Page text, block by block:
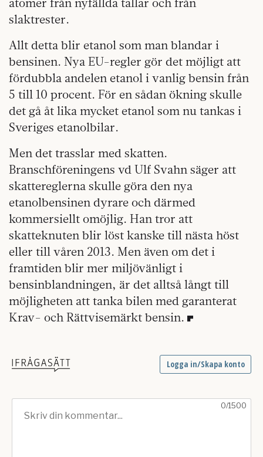
slaktrester.
Allt detta blir etanol som man blandar i
bensinen. Nya EU-regler gör det möjligt att
fördubbla andelen etanol i vanlig bensin från
5 till 10 procent. För en sådan ökning skulle
det gå åt lika mycket etanol som nu tankas i
Sveriges etanolbilar.
Men det trasslar med skatten.
Branschföreningens vd Ulf Svahn säger att
skattereglerna skulle göra den nya
etanolbensinen dyrare och därmed
kommersiellt omöjlig. Han tror att
skatteknuten blir löst kanske till nästa höst
eller till våren 2013. Men även om det i
framtiden blir mer miljövänligt i
bensinblandningen, är det alltså långt till
möjligheten att tanka bilen med garanterat
Krav- och Rättvisemärkt bensin.